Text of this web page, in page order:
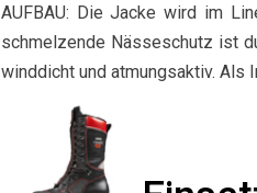
AUFBAU: Die Jacke wird im
schmelzende Nässeschutz ist
winddicht und atmungsaktiv.